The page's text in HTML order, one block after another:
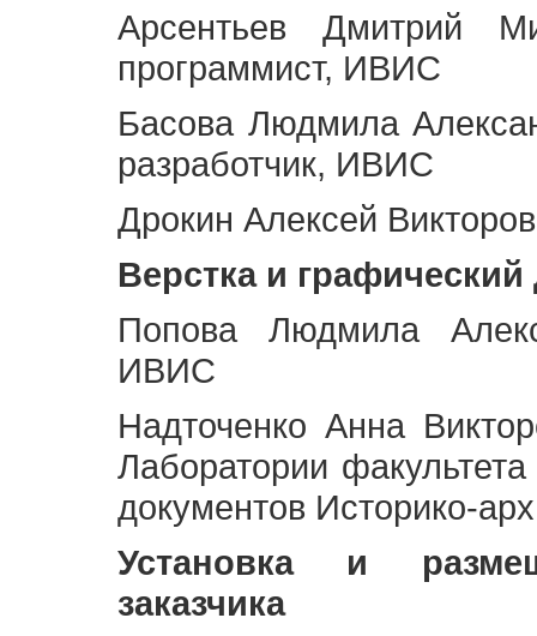
Арсентьев Дмитрий
программист, ИВИС
Басова Людмила
разработчик, ИВИС
Дрокин Алексей
Верстка и графический
Попова Людмила
ИВИС
Надточенко Анна
Лаборатории
документов Историко-
Установка и
заказчика